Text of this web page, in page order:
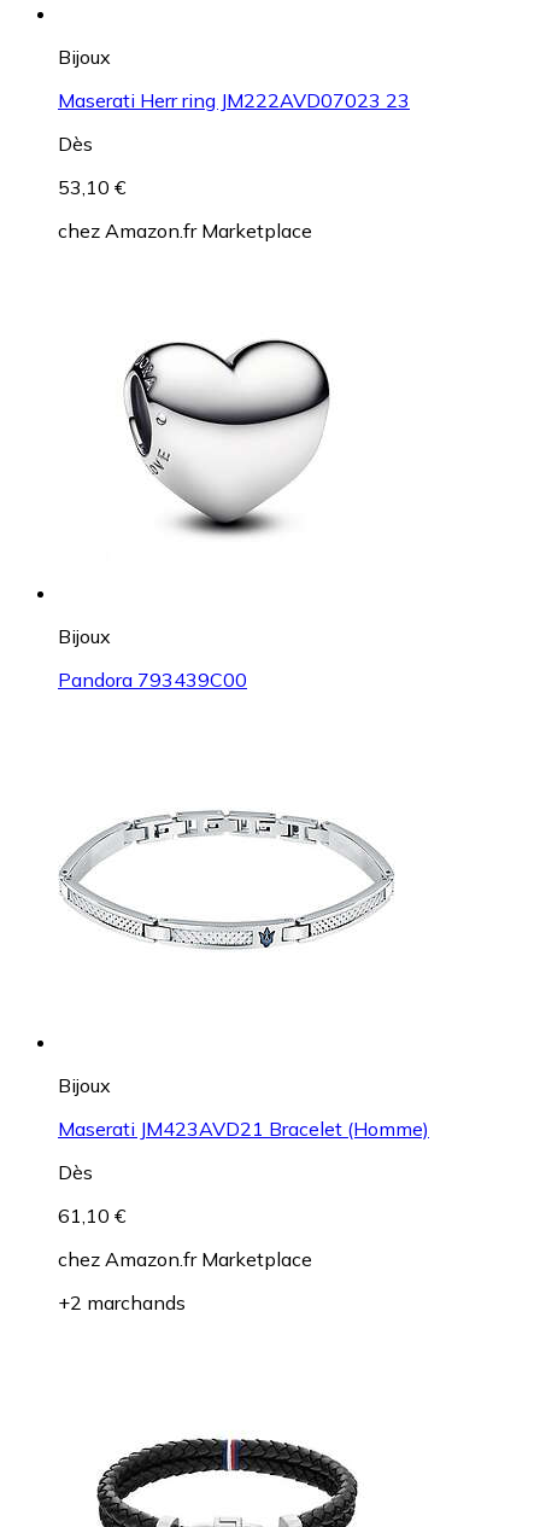
Bijoux
Maserati Herr ring JM222AVD07023 23
Dès
53,10 €
chez Amazon.fr Marketplace
Bijoux
Pandora 793439C00
Bijoux
Maserati JM423AVD21 Bracelet (Homme)
Dès
61,10 €
chez Amazon.fr Marketplace
+2 marchands